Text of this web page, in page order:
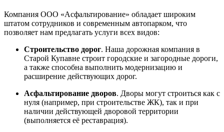
Компания ООО «Асфальтирование» обладает широким
штатом сотрудников и современным автопарком, что
позволяет нам предлагать услуги всех видов:
Строительство дорог. Наша дорожная компания в
Старой Купавне строит городские и загородные дороги,
а также способна выполнить модернизацию и
расширение действующих дорог.
Асфальтирование дворов. Дворы могут строиться как с
нуля (например, при строительстве ЖК), так и при
наличии действующей дворовой территории
(выполняется её реставрация).